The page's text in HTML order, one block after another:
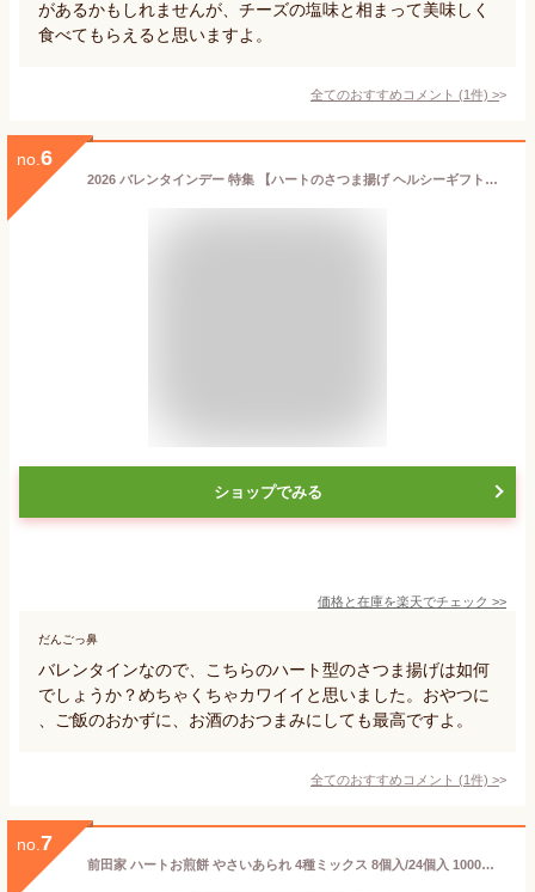
があるかもしれませんが、チーズの塩味と相まって美味しく
食べてもらえると思いますよ。
全てのおすすめコメント (1件) >
no. 6
2026 バレンタインデー 特集 【ハートのさつま揚げ ヘルシーギフト】 送料無料 クール便発送 産地直送 バレンタイン チョコ以外 義理 セット 甘くない かまぼこ 練り物 プチギフト プレゼント 送料無料 お父さん おじいちゃん つけあげ お取り寄せグルメ 鍋
ショップでみる
価格と在庫を楽天でチェック >>
だんごっ鼻
バレンタインなので、こちらのハート型のさつま揚げは如何
でしょうか？めちゃくちゃカワイイと思いました。おやつに
、ご飯のおかずに、お酒のおつまみにしても最高ですよ。
全てのおすすめコメント (1件) >
no. 7
前田家 ハートお煎餅 やさいあられ 4種ミックス 8個入/24個入 1000円ポッキリ 送料無料 メール便 MAEDAYA